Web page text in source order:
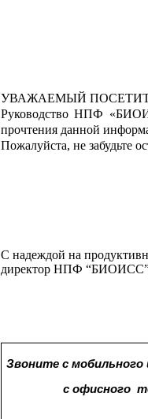
УВАЖАЕМЫЙ
Руководство НПФ
прочтения данной
Пожалуйста, не забудьте
С надеждой на
директор НПФ “БИОИСС”,
Звоните с
с офисного